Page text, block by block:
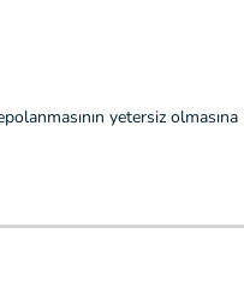
yetersiz